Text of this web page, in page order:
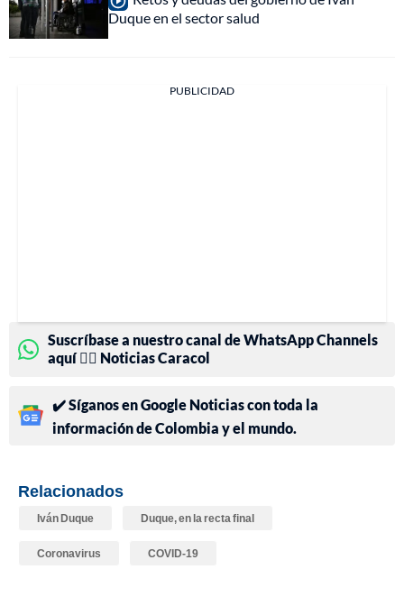
Duque en el sector salud
PUBLICIDAD
Suscríbase a nuestro canal de WhatsApp Channels
aquí 👉🏻 Noticias Caracol
✔️ Síganos en Google Noticias con toda la
información de Colombia y el mundo.
Relacionados
Iván Duque Duque, en la recta final
Coronavirus COVID-19